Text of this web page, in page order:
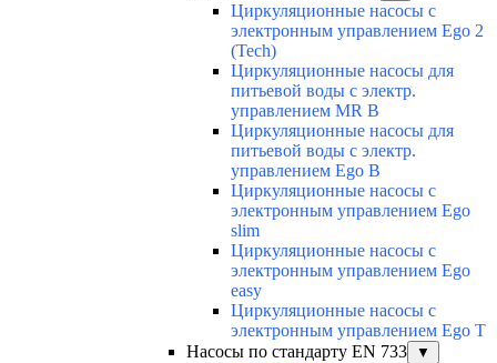
Циркуляционные насосы с
электронным управлением Ego 2
(Tech)
Циркуляционные насосы для
питьевой воды с электр.
управлением MR B
Циркуляционные насосы для
питьевой воды с электр.
управлением Ego B
Циркуляционные насосы с
электронным управлением Ego
slim
Циркуляционные насосы с
электронным управлением Ego
easy
Циркуляционные насосы с
электронным управлением Ego T
Насосы по стандарту EN 733
▼